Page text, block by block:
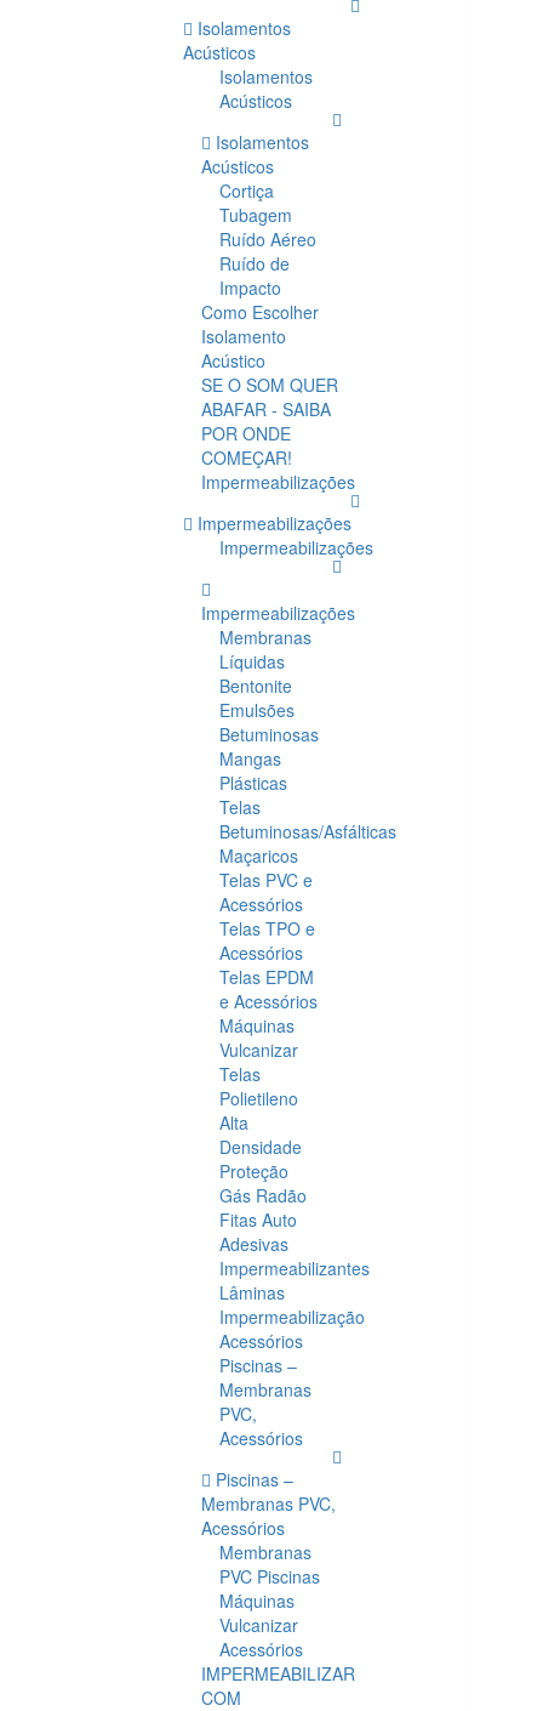
Isolamentos
Acústicos
Isolamentos
Acústicos
Isolamentos
Acústicos
Cortiça
Tubagem
Ruído Aéreo
Ruído de
Impacto
Como Escolher
Isolamento
Acústico
SE O SOM QUER
ABAFAR - SAIBA
POR ONDE
COMEÇAR!
Impermeabilizações
Impermeabilizações
Impermeabilizações
Impermeabilizações
Membranas
Líquidas
Bentonite
Emulsões
Betuminosas
Mangas
Plásticas
Telas
Betuminosas/Asfálticas
Maçaricos
Telas PVC e
Acessórios
Telas TPO e
Acessórios
Telas EPDM
e Acessórios
Máquinas
Vulcanizar
Telas
Polietileno
Alta
Densidade
Proteção
Gás Radão
Fitas Auto
Adesivas
Impermeabilizantes
Lâminas
Impermeabilização
Acessórios
Piscinas –
Membranas
PVC,
Acessórios
Piscinas –
Membranas PVC,
Acessórios
Membranas
PVC Piscinas
Máquinas
Vulcanizar
Acessórios
IMPERMEABILIZAR
COM